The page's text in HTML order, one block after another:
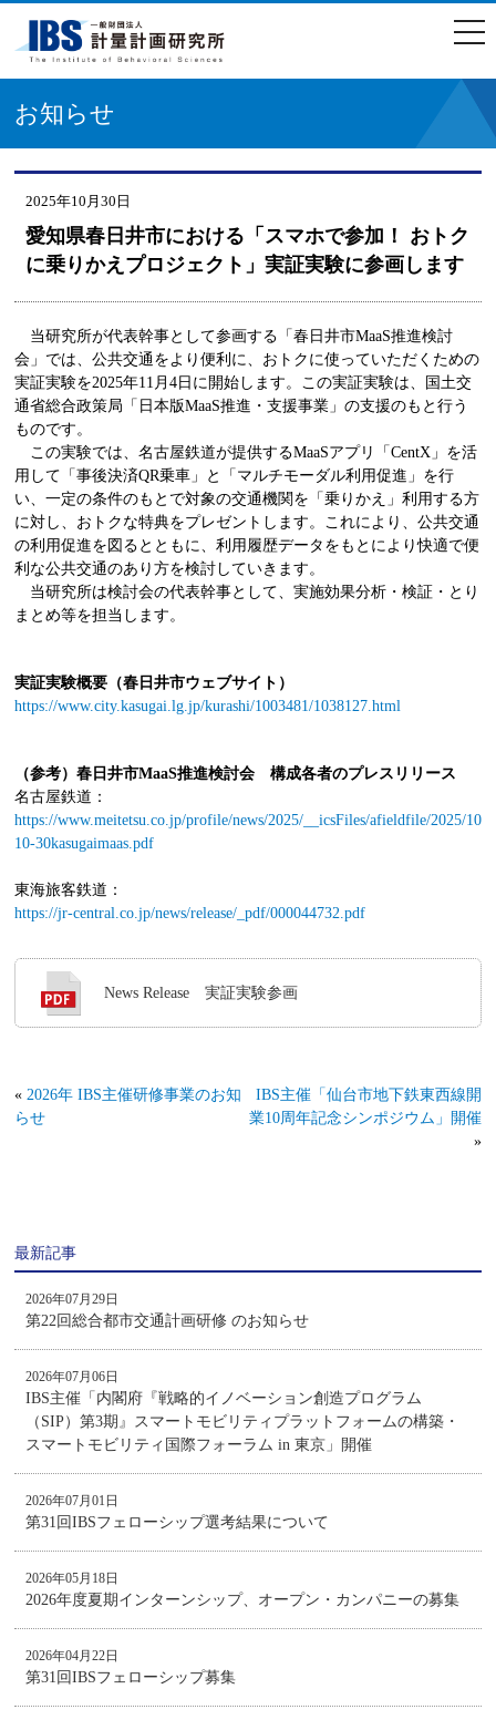
お知らせ
2025年10月30日
愛知県春日井市における「スマホで参加！ おトク
に乗りかえプロジェクト」実証実験に参画します
当研究所が代表幹事として参画する「春日井市MaaS推進検討
会」では、公共交通をより便利に、おトクに使っていただくための
実証実験を2025年11月4日に開始します。この実証実験は、国土交
通省総合政策局「日本版MaaS推進・支援事業」の支援のもと行う
ものです。
この実験では、名古屋鉄道が提供するMaaSアプリ「CentX」を活
用して「事後決済QR乗車」と「マルチモーダル利用促進」を行
い、一定の条件のもとで対象の交通機関を「乗りかえ」利用する方
に対し、おトクな特典をプレゼントします。これにより、公共交通
の利用促進を図るとともに、利用履歴データをもとにより快適で便
利な公共交通のあり方を検討していきます。
当研究所は検討会の代表幹事として、実施効果分析・検証・とり
まとめ等を担当します。
実証実験概要（春日井市ウェブサイト）
https://www.city.kasugai.lg.jp/kurashi/1003481/1038127.html
（参考）春日井市MaaS推進検討会 構成各者のプレスリリース
名古屋鉄道：
https://www.meitetsu.co.jp/profile/news/2025/__icsFiles/afieldfile/2025/10/
10-30kasugaimaas.pdf
東海旅客鉄道：
https://jr-central.co.jp/news/release/_pdf/000044732.pdf
News Release 実証実験参画
« 2026年 IBS主催研修事業のお知
らせ
IBS主催「仙台市地下鉄東西線開
業10周年記念シンポジウム」開催
»
最新記事
2026年07月29日
第22回総合都市交通計画研修 のお知らせ
2026年07月06日
IBS主催「内閣府『戦略的イノベーション創造プログラム
（SIP）第3期』スマートモビリティプラットフォームの構築・
スマートモビリティ国際フォーラム in 東京」開催
2026年07月01日
第31回IBSフェローシップ選考結果について
2026年05月18日
2026年度夏期インターンシップ、オープン・カンパニーの募集
2026年04月22日
第31回IBSフェローシップ募集